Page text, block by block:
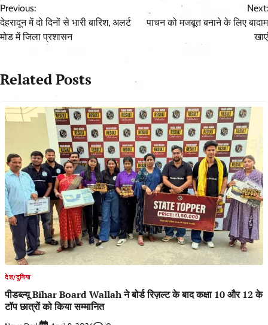
navigation
Previous:
देहरादून में दो दिनों से भारी बारिश, अलर्ट
मोड में जिला प्रशासन
Next:
पाचन को मजबूत बनाने के लिए बादाम
खाएं
Related Posts
देश/दुनिया
पीडब्ल्यू Bihar Board Wallah ने बोर्ड रिज़ल्ट के बाद कक्षा 10 और 12 के
टॉप छात्रों को किया सम्मानित